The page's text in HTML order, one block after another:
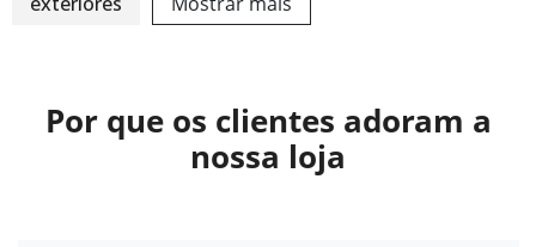
Por que os clientes adoram a
nossa loja